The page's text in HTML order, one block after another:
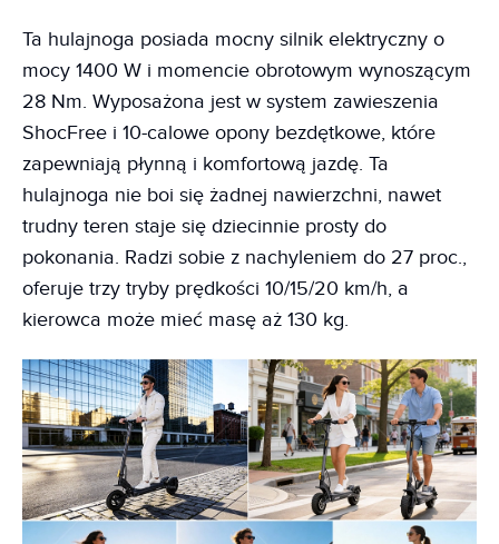
Ta hulajnoga posiada mocny silnik elektryczny o
mocy 1400 W i momencie obrotowym wynoszącym
28 Nm. Wyposażona jest w system zawieszenia
ShocFree i 10-calowe opony bezdętkowe, które
zapewniają płynną i komfortową jazdę. Ta
hulajnoga nie boi się żadnej nawierzchni, nawet
trudny teren staje się dziecinnie prosty do
pokonania. Radzi sobie z nachyleniem do 27 proc.,
oferuje trzy tryby prędkości 10/15/20 km/h, a
kierowca może mieć masę aż 130 kg.